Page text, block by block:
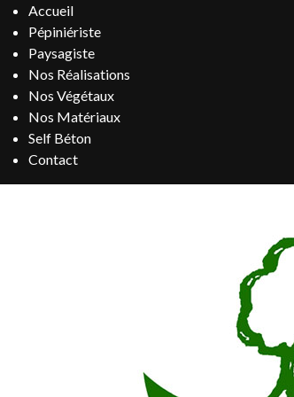
Accueil
Pépiniériste
Paysagiste
Nos Réalisations
Nos Végétaux
Nos Matériaux
Self Béton
Contact